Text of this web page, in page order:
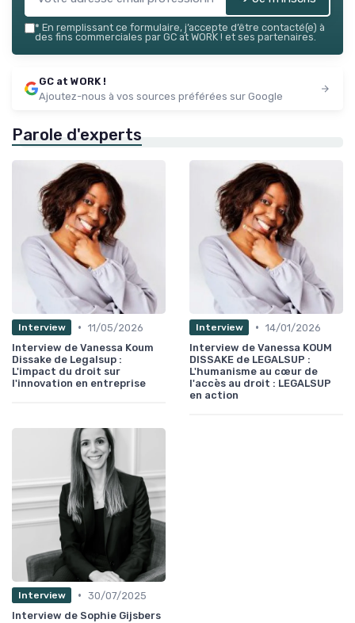
* En remplissant ce formulaire, j’accepte d’être contacté(e) à
des fins commerciales par GC at WORK ! et ses partenaires.
GC at WORK !
Ajoutez-nous à vos sources préférées sur Google
Parole d'experts
Interview • 11/05/2026
Interview de Vanessa Koum
Dissake de Legalsup :
L'impact du droit sur
l'innovation en entreprise
Interview • 14/01/2026
Interview de Vanessa KOUM
DISSAKE de LEGALSUP :
L'humanisme au cœur de
l'accès au droit : LEGALSUP
en action
Interview • 30/07/2025
Interview de Sophie Gijsbers